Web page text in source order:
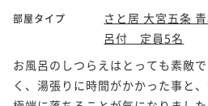
部屋タイプ
さと居 大宮五条
呂付 定員5名
お風呂のしつらえはとっても素敵
く、湯張りに時間がかかった事と